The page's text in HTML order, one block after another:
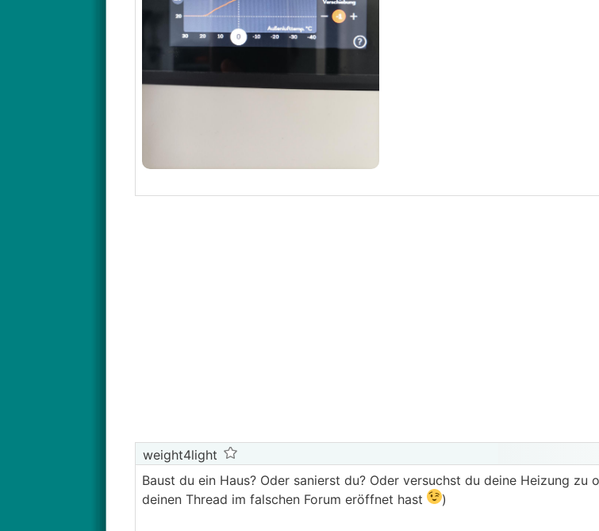
weight4light
Baust du ein Haus? Oder sanierst du? Oder versuchst du deine Heizung zu
deinen Thread im falschen Forum eröffnet hast
)